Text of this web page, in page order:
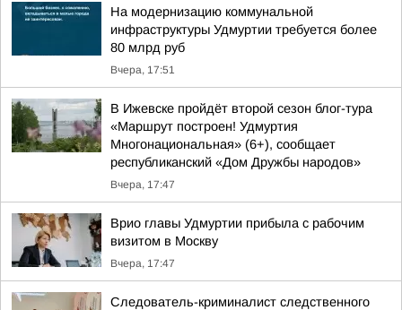
На модернизацию коммунальной
инфраструктуры Удмуртии требуется более
80 млрд руб
Вчера, 17:51
В Ижевске пройдёт второй сезон блог-тура
«Маршрут построен! Удмуртия
Многонациональная» (6+), сообщает
республиканский «Дом Дружбы народов»
Вчера, 17:47
Врио главы Удмуртии прибыла с рабочим
визитом в Москву
Вчера, 17:47
Следователь-криминалист следственного